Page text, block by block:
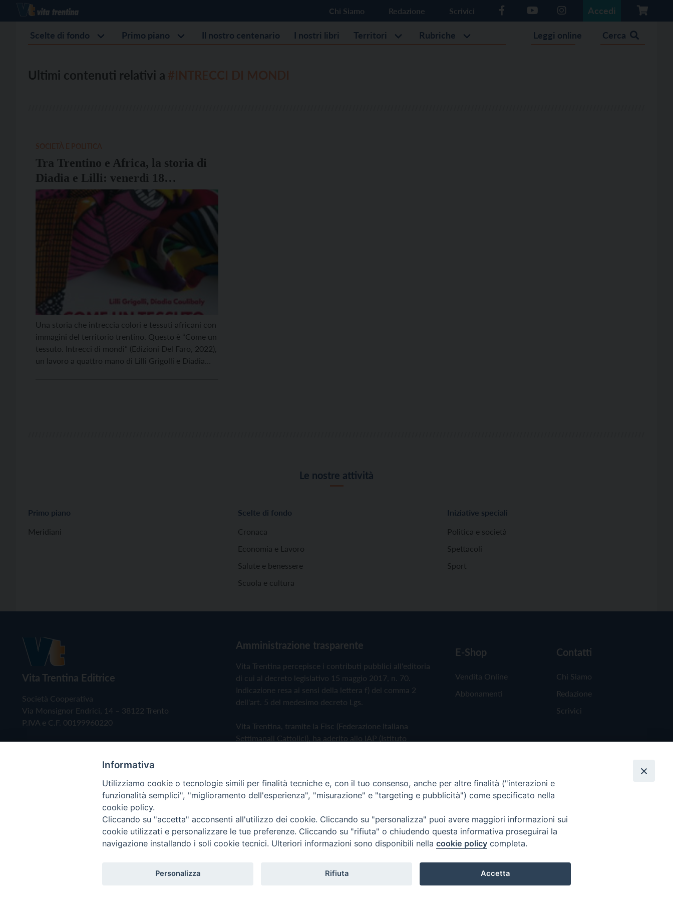
Chi Siamo Redazione Scrivici Accedi
Scelte di fondo Primo piano Il nostro centenario I nostri libri Territori Rubriche Leggi online Cerca
Ultimi contenuti relativi a
Tra Trentino e Africa, la storia di
Diadia e Lilli: venerdì 18
novembre la presentazione di
“Come un tessuto”
Una storia che intreccia colori e tessuti africani con
immagini del territorio trentino. Questo è “Come un
tessuto. Intrecci di mondi” (Edizioni Del Faro, 2022),
un lavoro a quattro mano di Lilli Grigolli e Diadia
Le nostre attività
Primo piano
Meridiani
Scelte di fondo
Cronaca
Economia e Lavoro
Salute e benessere
Scuola e cultura
Iniziative speciali
Politica e società
Spettacoli
Sport
Vita Trentina Editrice
Società Cooperativa
Via Monsignor Endrici, 14 – 38122 Trento
P.IVA e C.F. 00199960220
Amministrazione trasparente
Vita Trentina percepisce i contributi pubblici all'editoria
di cui al decreto legislativo 15 maggio 2017, n. 70.
Indicazione resa ai sensi della lettera f) del comma 2
dell'art. 5 del medesimo decreto Lgs.
Vita Trentina, tramite la Fisc (Federazione Italiana
Settimanali Cattolici), ha aderito allo IAP (Istituto
Privacy Policy Cookie Policy
E-Shop
Vendita Online
Abbonamenti
Contatti
Chi Siamo
Redazione
Scrivici
Copyright © 2019 - Tutti i diritti riservati - Vita Trentina Editrice
Informativa
Utilizziamo cookie o tecnologie simili per finalità tecniche e, con il tuo consenso, anche per altre finalità ("interazioni e
funzionalità semplici", "miglioramento dell'esperienza", "misurazione" e "targeting e pubblicità") come specificato nella
cookie policy.
Cliccando su "accetta" acconsenti all'utilizzo dei cookie. Cliccando su "personalizza" puoi avere maggiori informazioni sui
cookie utilizzati e personalizzare le tue preferenze. Cliccando su "rifiuta" o chiudendo questa informativa proseguirai la
navigazione installando i soli cookie tecnici. Ulteriori informazioni sono disponibili nella cookie policy completa.
Personalizza Rifiuta Accetta